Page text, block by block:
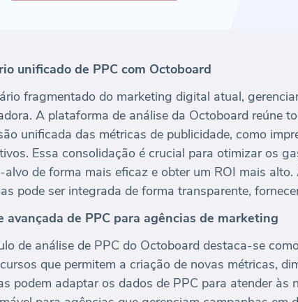
unificado de PPC com Octoboard
fragmentado do marketing digital atual,
A plataforma de análise da Octoboard reúne
unificada das métricas de publicidade, como
Essa consolidação é crucial para otimizar os
alvo de forma mais eficaz e obter um ROI mais
pode ser integrada de forma transparente,
avançada de PPC para agências de marketing
de análise de PPC do Octoboard destaca-se
que permitem a criação de novas métricas,
podem adaptar os dados de PPC para atender às